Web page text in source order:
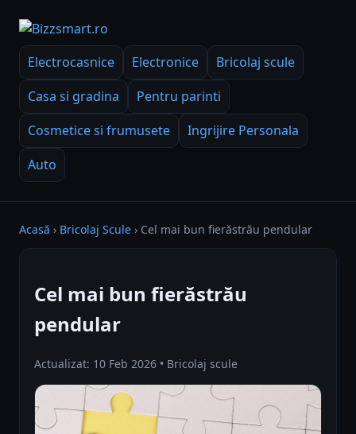
Electrocasnice Electronice
Bricolaj scule
Casa si gradina
Pentru parinti
Cosmetice si frumusete
Ingrijire Personala
Auto
Acasă › Bricolaj Scule › Cel mai bun fierăstrău pendular
Cel mai bun fierăstrău
pendular
Actualizat: 10 Feb 2026 • Bricolaj scule